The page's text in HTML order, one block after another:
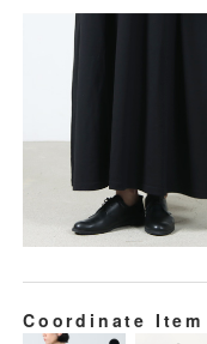
Coordinate Item